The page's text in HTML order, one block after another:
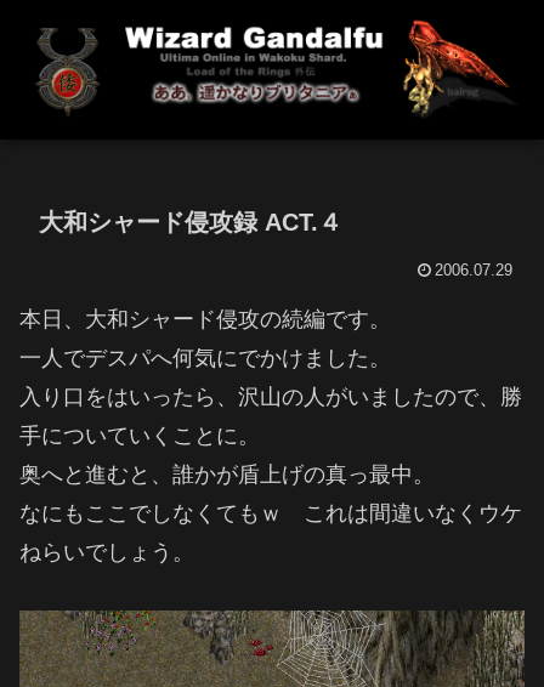
大和シャード侵攻録 ACT.４
2006.07.29
本日、大和シャード侵攻の続編です。
一人でデスパへ何気にでかけました。
入り口をはいったら、沢山の人がいましたので、勝
手についていくことに。
奥へと進むと、誰かが盾上げの真っ最中。
なにもここでしなくてもｗ これは間違いなくウケ
ねらいでしょう。